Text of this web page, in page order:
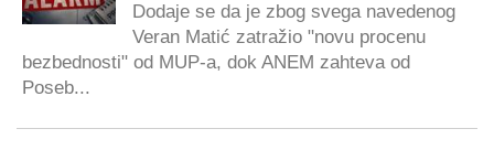
Dodaje se da je zbog svega navedenog
Veran Matić zatražio "novu procenu
bezbednosti" od MUP-a, dok ANEM zahteva od
Poseb...